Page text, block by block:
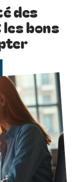
des
bons